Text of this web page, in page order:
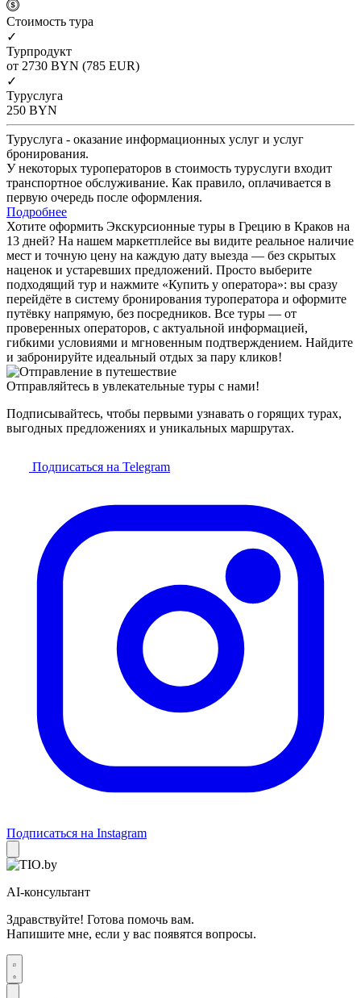
Cтоимость тура
✓
Турпродукт
от 2730 BYN (785 EUR)
✓
Туруслуга
250 BYN
Туруслуга - оказание информационных услуг и услуг
бронирования.
У некоторых туроператоров в стоимость туруслуги входит
транспортное обслуживание. Как правило, оплачивается в
первую очередь после оформления.
Подробнее
Хотите оформить Экскурсионные туры в Грецию в Краков на
13 дней? На нашем маркетплейсе вы видите реальное наличие
мест и точную цену на каждую дату выезда — без скрытых
наценок и устаревших предложений. Просто выберите
подходящий тур и нажмите «Купить у оператора»: вы сразу
перейдёте в систему бронирования туроператора и оформите
путёвку напрямую, без посредников. Все туры — от
проверенных операторов, с актуальной информацией,
гибкими условиями и мгновенным подтверждением. Найдите
и забронируйте идеальный отдых за пару кликов!
Отправляйтесь в увлекательные туры с нами!
Подписывайтесь, чтобы первыми узнавать о горящих турах,
выгодных предложениях и уникальных маршрутах.
Подписаться на Telegram
Подписаться на Instagram
AI-консультант
Здравствуйте! Готова помочь вам.
Напишите мне, если у вас появятся вопросы.